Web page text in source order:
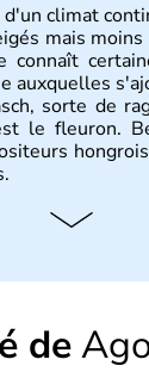
climat
mais
connaît
auxquelles
sorte de
le fleuron.
est aussi
est bien-
capitale
de